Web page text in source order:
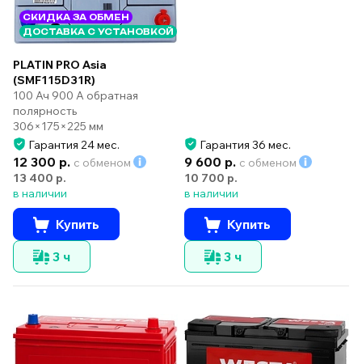
СКИДКА ЗА ОБМЕН
ДОСТАВКА С УСТАНОВКОЙ
PLATIN PRO Asia
(SMF115D31R)
100 Ач 900 А обратная
полярность
306×175×225 мм
Гарантия 24 мес.
12 300 р. с обменом
13 400 р.
в наличии
Купить
3 ч
Гарантия 36 мес.
9 600 р. с обменом
10 700 р.
в наличии
Купить
3 ч